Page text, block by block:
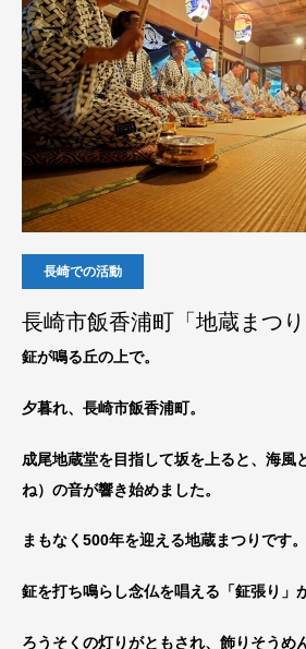
長崎での活動
長崎市飯香浦町「地蔵まつり
鉦が鳴る丘の上で。
夕暮れ、長崎市飯香浦町。
成尾地蔵堂を目指して坂を上ると、海風
ね）の音が響き始めました。
まもなく500年を迎える地蔵まつりです。
鉦を打ち鳴らし念仏を唱える「鉦張り」
ろうそくの灯りがともされ、飾りそうめ